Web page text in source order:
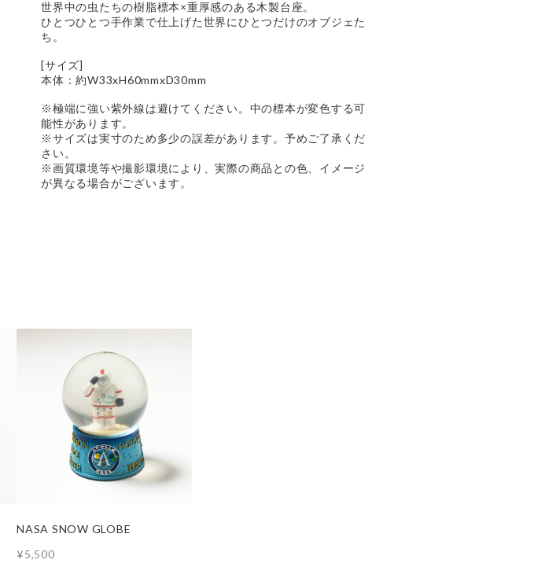
世界中の虫たちの樹脂標本×重厚感のある木製台座。
ひとつひとつ手作業で仕上げた世界にひとつだけのオブジェた
ち。
[サイズ]
本体：約W33xH60mmxD30mm
※極端に強い紫外線は避けてください。中の標本が変色する可
能性があります。
※サイズは実寸のため多少の誤差があります。予めご了承くだ
さい。
※画質環境等や撮影環境により、実際の商品との色、イメージ
が異なる場合がございます。
NASA SNOW GLOBE
¥5,500